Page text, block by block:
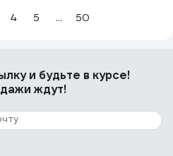
4 5 ... 50
и будьте в курсе!
ждут!